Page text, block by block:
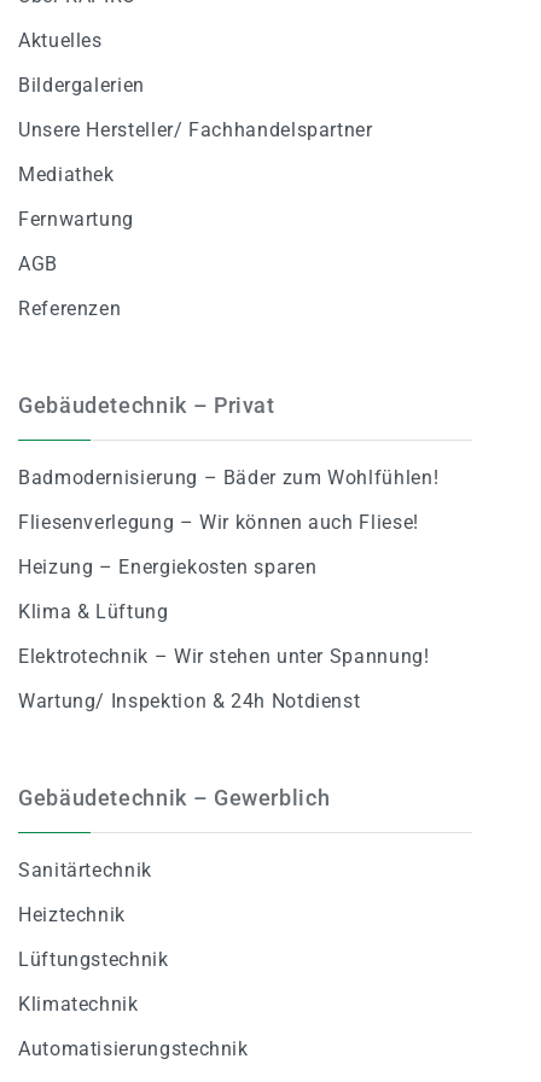
Aktuelles
Bildergalerien
Unsere Hersteller/ Fachhandelspartner
Mediathek
Fernwartung
AGB
Referenzen
Gebäudetechnik – Privat
Badmodernisierung – Bäder zum Wohlfühlen!
Fliesenverlegung – Wir können auch Fliese!
Heizung – Energiekosten sparen
Klima & Lüftung
Elektrotechnik – Wir stehen unter Spannung!
Wartung/ Inspektion & 24h Notdienst
Gebäudetechnik – Gewerblich
Sanitärtechnik
Heiztechnik
Lüftungstechnik
Klimatechnik
Automatisierungstechnik